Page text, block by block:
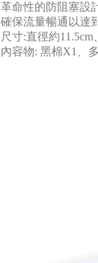
革命性的防阻塞設
確保流量暢通以達
尺寸:直徑約
內容物: 黑棉X1、